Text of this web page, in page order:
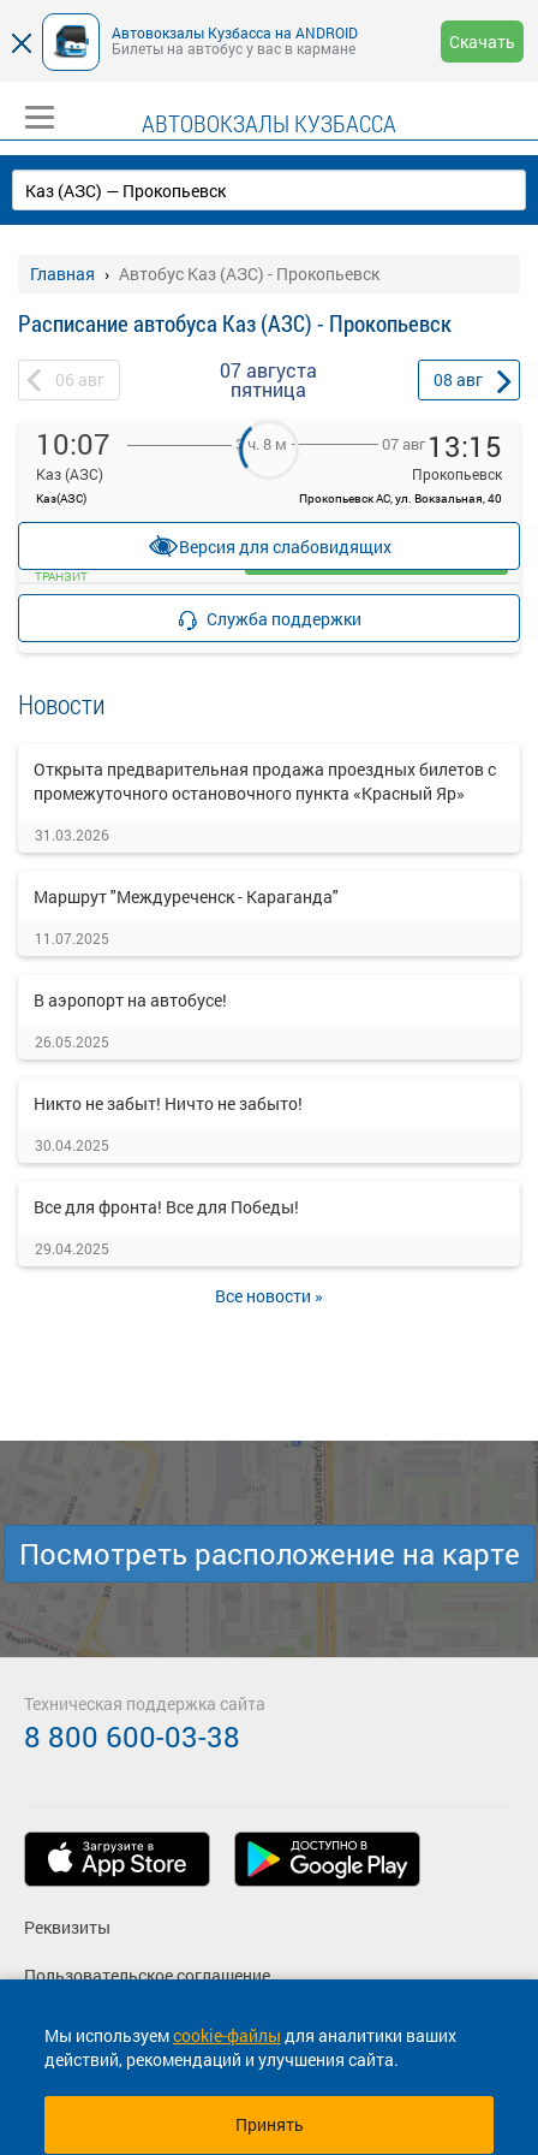
Автовокзалы Кузбасса на ANDROID
Билеты на автобус у вас в кармане
Скачать
АВТОВОКЗАЛЫ КУЗБАССА
Главная Автобус Каз (АЗС) - Прокопьевск
Расписание автобуса Каз (АЗС) - Прокопьевск
06 авг 07 августа
пятница 08 авг
10:07
Каз (АЗС)
Каз(АЗС)
3 ч. 8 м 07 авг 13:15
Прокопьевск
Прокопьевск АС, ул. Вокзальная, 40
—
ТРАНЗИТ
Загрузить цену
Версия для слабовидящих
Служба поддержки
Новости
Открыта предварительная продажа проездных билетов с
промежуточного остановочного пункта «Красный Яр»
31.03.2026
Маршрут "Междуреченск - Караганда"
11.07.2025
В аэропорт на автобусе!
26.05.2025
Никто не забыт! Ничто не забыто!
30.04.2025
Все для фронта! Все для Победы!
29.04.2025
Все новости »
Мы используемcookie-файлы для аналитики ваших
действий, рекомендаций и улучшения сайта.
Принять
Посмотреть расположение на карте
Реквизиты
Пользовательское соглашение
Политика конфиденциальности
Согласие на маркетинговые сообщения
Техническая поддержка сайта
8 800 600-03-38
© 2013-2026, ООО "Капитал"- Онлайн сервис продажи